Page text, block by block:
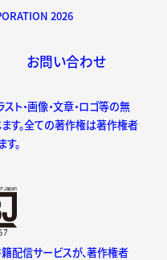
2026
お問い合わせ
ト・画像・文章・ロゴ等の無
ます。全ての著作権は著作権者
。
籍配信サービスが、著作権者